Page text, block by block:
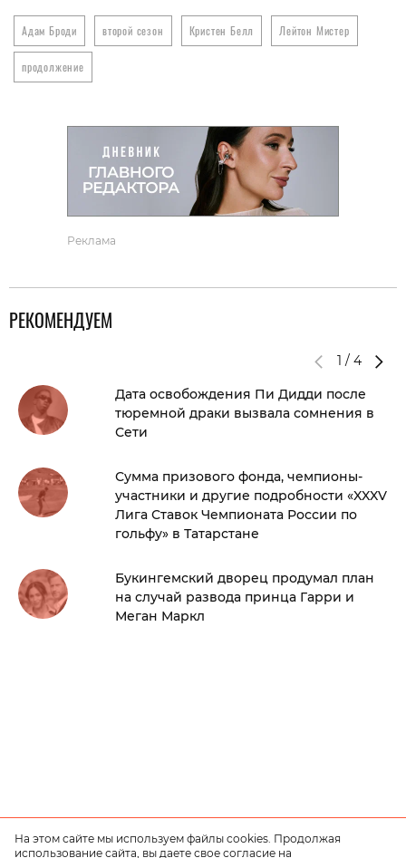
Адам Броди второй сезон Кристен Белл Лейтон Мистер
продолжение
Реклама
РЕКОМЕНДУЕМ
1 / 4
Дата освобождения Пи Дидди после
тюремной драки вызвала сомнения в
Сети
Сумма призового фонда, чемпионы-
участники и другие подробности «XXXV
Лига Ставок Чемпионата России по
гольфу» в Татарстане
Букингемский дворец продумал план
на случай развода принца Гарри и
Меган Маркл
На этом сайте мы используем файлы cookies. Продолжая
использование сайта, вы даете свое согласие на